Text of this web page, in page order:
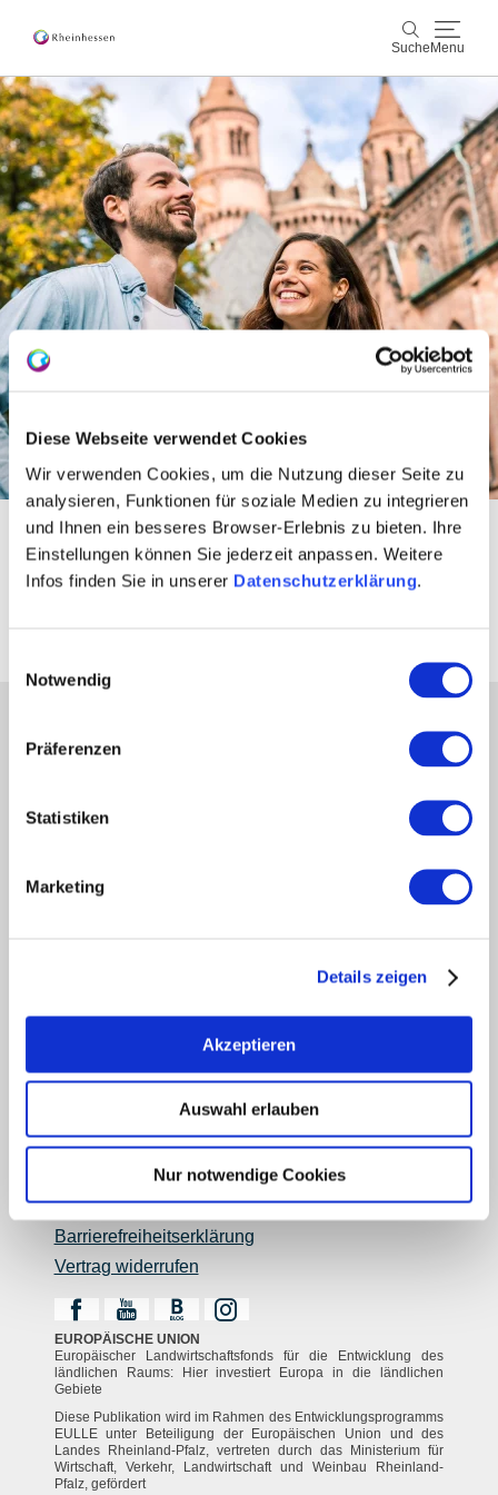
Diese Webseite verwendet Cookies
Wir verwenden Cookies, um die Nutzung dieser Seite zu
analysieren, Funktionen für soziale Medien zu integrieren
und Ihnen ein besseres Browser-Erlebnis zu bieten. Ihre
Einstellungen können Sie jederzeit anpassen. Weitere
Infos finden Sie in unserer Datenschutzerklärung.
Notwendig
Präferenzen
Statistiken
Marketing
Details zeigen
Akzeptieren
Auswahl erlauben
Nur notwendige Cookies
Suche Menu
Suche
Wein & Genuss
Aktiv & Natur
Kultur & Städte
Veranstaltungen
Startseite Kultur & Städte Städte und Regionen Worms
Jüdische Geschichte
Login Weinwirtschaft
Mediendatenbank Rheinhessen
Region Rheinhessen
Regionalentwicklung
Kontakt
Impressum
Barrierefreiheitserklärung
Vertrag widerrufen
EUROPÄISCHE UNION
Europäischer Landwirtschaftsfonds für die Entwicklung des
ländlichen Raums: Hier investiert Europa in die ländlichen
Gebiete
Diese Publikation wird im Rahmen des Entwicklungsprogramms
EULLE unter Beteiligung der Europäischen Union und des
Landes Rheinland-Pfalz, vertreten durch das Ministerium für
Wirtschaft, Verkehr, Landwirtschaft und Weinbau Rheinland-
Pfalz, gefördert